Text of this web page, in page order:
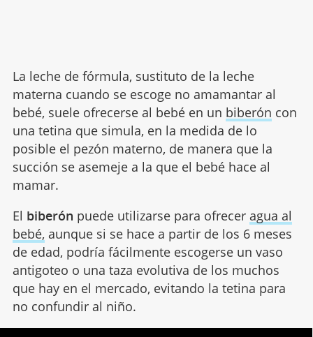
La leche de fórmula, sustituto de la leche
materna cuando se escoge no amamantar al
bebé, suele ofrecerse al bebé en un biberón con
una tetina que simula, en la medida de lo
posible el pezón materno, de manera que la
succión se asemeje a la que el bebé hace al
mamar.
El biberón puede utilizarse para ofrecer agua al
bebé, aunque si se hace a partir de los 6 meses
de edad, podría fácilmente escogerse un vaso
antigoteo o una taza evolutiva de los muchos
que hay en el mercado, evitando la tetina para
no confundir al niño.